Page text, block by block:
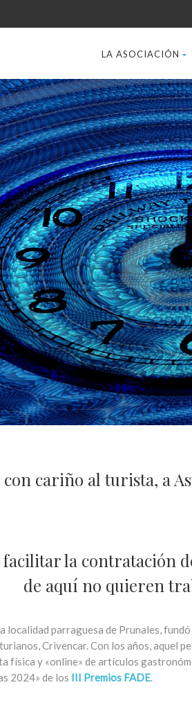
LA ASOCIACIÓN
cariño al turista, a
la contratación
de aquí no quieren
localidad parraguesa de Prunales,
Crivencar. Con los años, aquel
física y «online» de artículos
2024» de los III Premios FADE.